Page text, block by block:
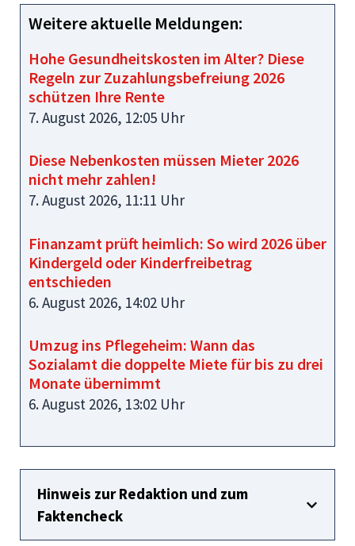
Weitere aktuelle Meldungen:
Hohe Gesundheitskosten im Alter? Diese
Regeln zur Zuzahlungsbefreiung 2026
schützen Ihre Rente
7. August 2026, 12:05 Uhr
Diese Nebenkosten müssen Mieter 2026
nicht mehr zahlen!
7. August 2026, 11:11 Uhr
Finanzamt prüft heimlich: So wird 2026 über
Kindergeld oder Kinderfreibetrag
entschieden
6. August 2026, 14:02 Uhr
Umzug ins Pflegeheim: Wann das
Sozialamt die doppelte Miete für bis zu drei
Monate übernimmt
6. August 2026, 13:02 Uhr
Hinweis zur Redaktion und zum
Faktencheck